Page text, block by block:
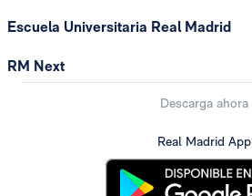
Escuela Universitaria Real Madrid
RM Next
Descarga ahora
Real Madrid App